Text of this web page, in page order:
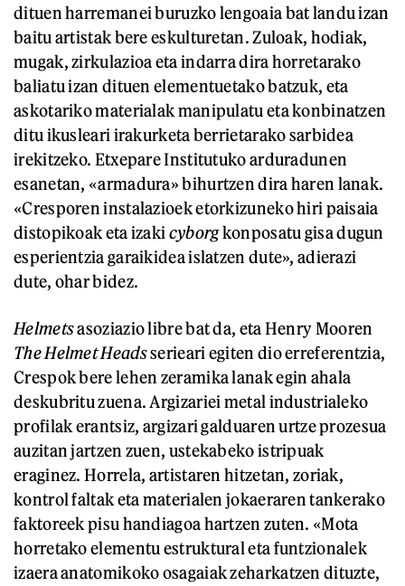
dituen harremanei buruzko lengoaia bat landu izan
baitu artistak bere eskulturetan. Zuloak, hodiak,
mugak, zirkulazioa eta indarra dira horretarako
baliatu izan dituen elementuetako batzuk, eta
askotariko materialak manipulatu eta konbinatzen
ditu ikusleari irakurketa berrietarako sarbidea
irekitzeko. Etxepare Institutuko arduradunen
esanetan, «armadura» bihurtzen dira haren lanak.
«Cresporen instalazioek etorkizuneko hiri paisaia
distopikoak eta izaki cyborgkonposatu gisa dugun
esperientzia garaikidea islatzen dute», adierazi
dute, ohar bidez.
Helmetsasoziazio libre bat da, eta Henry Mooren
The Helmet Headsserieari egiten dio erreferentzia,
Crespok bere lehen zeramika lanak egin ahala
deskubritu zuena. Argizariei metal industrialeko
profilak erantsiz, argizari galduaren urtze prozesua
auzitan jartzen zuen, ustekabeko istripuak
eraginez. Horrela, artistaren hitzetan, zoriak,
kontrol faltak eta materialen jokaeraren tankerako
faktoreek pisu handiagoa hartzen zuten. «Mota
horretako elementu estruktural eta funtzionalek
izaera anatomikoko osagaiak zeharkatzen dituzte,